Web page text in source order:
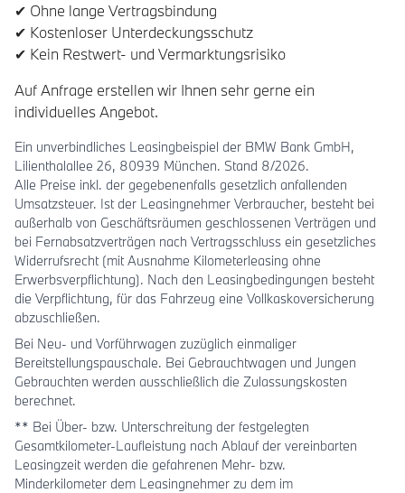
✔ Ohne lange Vertragsbindung
✔ Kostenloser Unterdeckungsschutz
✔ Kein Restwert- und Vermarktungsrisiko
Auf Anfrage erstellen wir Ihnen sehr gerne ein
individuelles Angebot.
Ein unverbindliches Leasingbeispiel der BMW Bank GmbH,
Lilienthalallee 26, 80939 München. Stand 8/2026.
Alle Preise inkl. der gegebenenfalls gesetzlich anfallenden
Umsatzsteuer. Ist der Leasingnehmer Verbraucher, besteht bei
außerhalb von Geschäftsräumen geschlossenen Verträgen und
bei Fernabsatzverträgen nach Vertragsschluss ein gesetzliches
Widerrufsrecht (mit Ausnahme Kilometerleasing ohne
Erwerbsverpflichtung). Nach den Leasingbedingungen besteht
die Verpflichtung, für das Fahrzeug eine Vollkaskoversicherung
abzuschließen.
Bei Neu- und Vorführwagen zuzüglich einmaliger
Bereitstellungspauschale. Bei Gebrauchtwagen und Jungen
Gebrauchten werden ausschließlich die Zulassungskosten
berechnet.
** Bei Über- bzw. Unterschreitung der festgelegten
Gesamtkilometer-Laufleistung nach Ablauf der vereinbarten
Leasingzeit werden die gefahrenen Mehr- bzw.
Minderkilometer dem Leasingnehmer zu dem im